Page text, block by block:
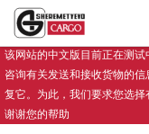
该网站的中文版目前正在测
咨询有关发送和接收货物的
复它。为此，我们要求您选择
谢谢您的帮助